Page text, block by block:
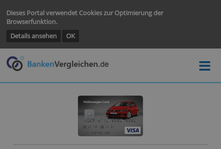
Dieses Portal verwendet Cookies zur Optimierung der
Browserfunktion.
Details ansehen OK